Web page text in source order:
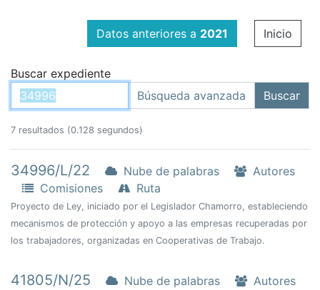
Datos anteriores a 2021 Inicio
Buscar expediente
7 resultados (0.128 segundos)
34996/L/22 Nube de palabras
Autores
Comisiones
Ruta
Proyecto de Ley, iniciado por el Legislador Chamorro, estableciendo
mecanismos de protección y apoyo a las empresas recuperadas por
los trabajadores, organizadas en Cooperativas de Trabajo.
41805/N/25 Nube de palabras
Autores